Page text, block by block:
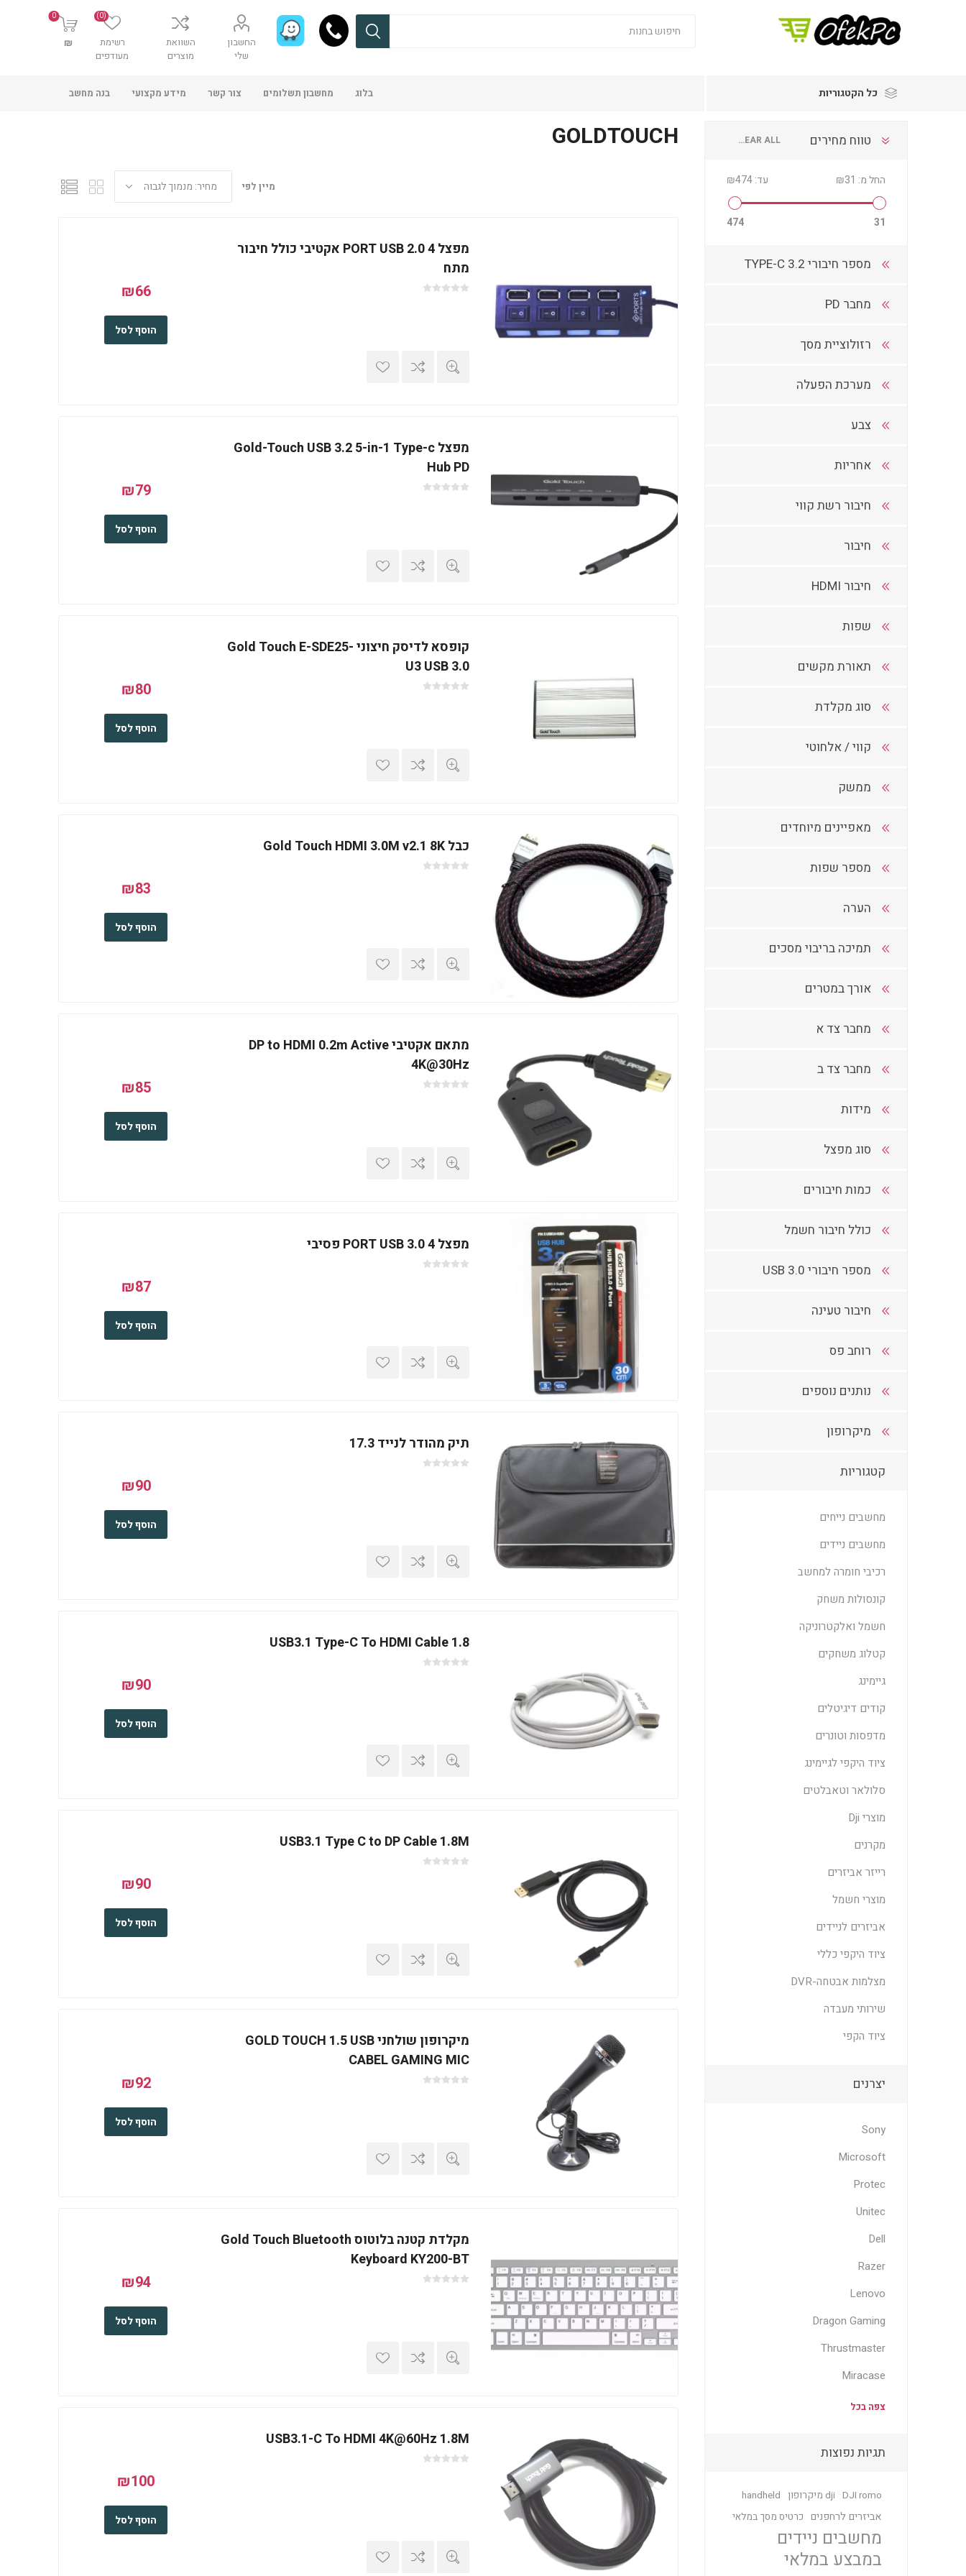
החשבון
שלי
השוואת
מוצרים
רשימת
מעודפים
(0)
0
₪
כל הקטגוריות בלוג מחשבון תשלומים צור קשר מידע מקצועי בנה מחשב
GOLDTOUCH
מיין לפי
מפצל 4 PORT USB 2.0 אקטיבי כולל חיבור
מתח
₪66
הוסף לסל
מפצל Gold-Touch USB 3.2 5-in-1 Type-c
Hub PD
₪79
הוסף לסל
קופסא לדיסק חיצוני Gold Touch E-SDE25-
U3 USB 3.0
₪80
הוסף לסל
כבל Gold Touch HDMI 3.0M v2.1 8K
₪83
הוסף לסל
מתאם אקטיבי DP to HDMI 0.2m Active
4K@30Hz
₪85
הוסף לסל
מפצל 4 PORT USB 3.0 פסיבי
₪87
הוסף לסל
תיק מהודר לנייד 17.3
₪90
הוסף לסל
USB3.1 Type-C To HDMI Cable 1.8
₪90
הוסף לסל
USB3.1 Type C to DP Cable 1.8M
₪90
הוסף לסל
מיקרופון שולחני GOLD TOUCH 1.5 USB
CABEL GAMING MIC
₪92
הוסף לסל
מקלדת קטנה בלוטוס Gold Touch Bluetooth
Keyboard KY200-BT
₪94
הוסף לסל
USB3.1-C To HDMI 4K@60Hz 1.8M
₪100
הוסף לסל
CLEAR ALL טווח מחירים
החל מ: ₪31 עד: ₪474
31
474
מספר חיבורי TYPE-C 3.2
מחבר PD
רזולוציית מסך
מערכת הפעלה
צבע
אחריות
חיבור רשת קווי
חיבור
חיבור HDMI
שפות
תאורת מקשים
סוג מקלדת
קווי / אלחוטי
ממשק
מאפיינים מיוחדים
מספר שפות
הערה
תמיכה בריבוי מסכים
אורך במטרים
מחבר צד א
מחבר צד ב
מידות
סוג מפצל
כמות חיבורים
כולל חיבור חשמל
מספר חיבורי USB 3.0
חיבור טעינה
רוחב פס
נותנים נוספים
מיקרופון
קטגוריות
מחשבים נייחים
מחשבים ניידים
רכיבי חומרה למחשב
קונסולות משחק
חשמל ואלקטרוניקה
קטלוג משחקים
גיימינג
קודים דיגיטלים
מדפסות וטונרים
ציוד היקפי לגיימינג
סלולאר וטאבלטים
מוצרי Dji
מקרנים
רייזר אביזרים
מוצרי חשמל
אביזרים לניידים
ציוד היקפי כללי
מצלמות אבטחה-DVR
שירותי מעבדה
ציוד הקפי
יצרנים
Sony
Microsoft
Protec
Unitec
Dell
Razer
Lenovo
Dragon Gaming
Thrustmaster
Miracase
צפה בכל
תגיות נפוצות
DJI romo dji מיקרופון handheld
אביזרים לרחפנים כרטיס מסך במלאי
מחשבים ניידים
במבצע במלאי